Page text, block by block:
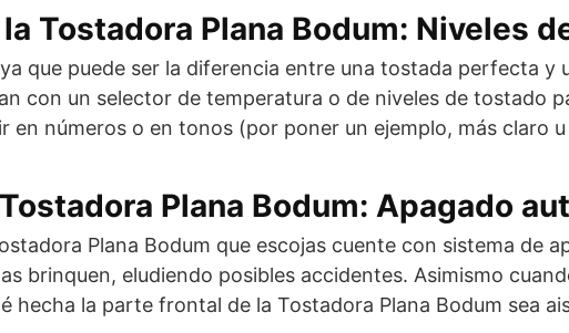
Tostadora Plana Bodum: Niveles
que puede ser la diferencia entre una tostada perfecta y
con un selector de temperatura o de niveles de tostado
en números o en tonos (por poner un ejemplo, más claro
Plana Bodum: Apagado
Plana Bodum que escojas cuente con sistema de
brinquen, eludiendo posibles accidentes. Asimismo
hecha la parte frontal de la Tostadora Plana Bodum sea